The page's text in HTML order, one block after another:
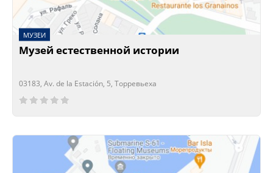
МУЗЕИ
Музей естественной истории
03183, Av. de la Estación, 5, Торревьеха
Сейчас открыто!
Сейчас закрыто!